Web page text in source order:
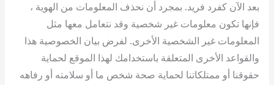
بعد الآن كفرد فريد. بمجرد أن نحذف المعلومات من الهوية ،
فإنها تكون معلومات غير شخصية وقد نتعامل معها مثل
المعلومات غير الشخصية الأخرى. لفرض بيان الخصوصية هذا
والقواعد الأخرى المتعلقة باستخدامك لهذا الموقع لحماية
حقوقنا أو ممتلكاتنا لحماية صحة شخص ما أو سلامته أو رفاهه